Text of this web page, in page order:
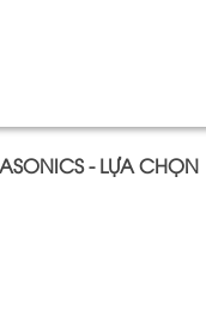
- LỰA CHỌN